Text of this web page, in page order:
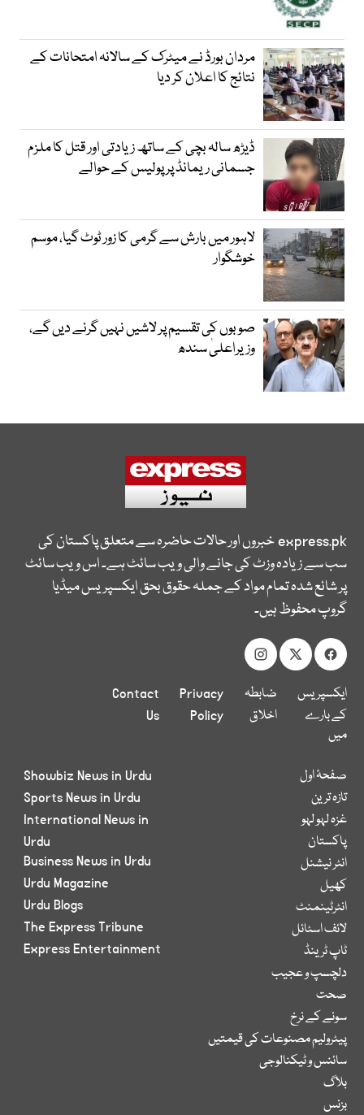
مردان بورڈ نے میٹرک کے سالانہ امتحانات کے
نتائج کا اعلان کر دیا
ڈیڑھ سالہ بچی کے ساتھ زیادتی اور قتل کا ملزم
جسمانی ریمانڈ پر پولیس کے حوالے
لاہور میں بارش سے گرمی کا زور ٹوٹ گیا، موسم
خوشگوار
صوبوں کی تقسیم پر لاشیں نہیں گرنے دیں گے،
وزیراعلیٰ سندھ
express.pkخبروں اور حالات حاضرہ سے متعلق پاکستان کی
سب سے زیادہ وزٹ کی جانے والی ویب سائٹ ہے۔ اس ویب سائٹ
پر شائع شدہ تمام مواد کے جملہ حقوق بحق ایکسپریس میڈیا
گروپ محفوظ ہیں۔
ایکسپریس
کے بارے
میں
ضابطہ
اخلاق
Privacy
Policy
Contact
Us
صفحۂ اول
تازہ ترین
غزہ لہو لہو
پاکستان
انٹر نیشنل
کھیل
انٹرٹینمنٹ
لائف اسٹائل
ٹاپ ٹرینڈ
دلچسپ و عجیب
صحت
سونے کے نرخ
پیٹرولیم مصنوعات کی قیمتیں
سائنس و ٹیکنالوجی
بلاگ
بزنس
Showbiz News in Urdu
Sports News in Urdu
International News in
Urdu
Business News in Urdu
Urdu Magazine
Urdu Blogs
The Express Tribune
Express Entertainment